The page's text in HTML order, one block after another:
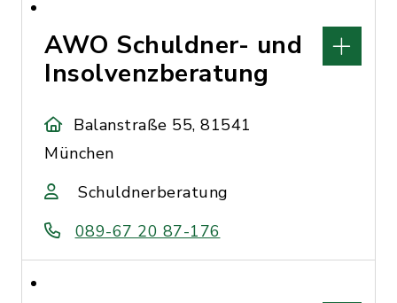
AWO Schuldner- und
Insolvenzberatung
Balanstraße 55, 81541
München
Schuldnerberatung
089-67 20 87-176